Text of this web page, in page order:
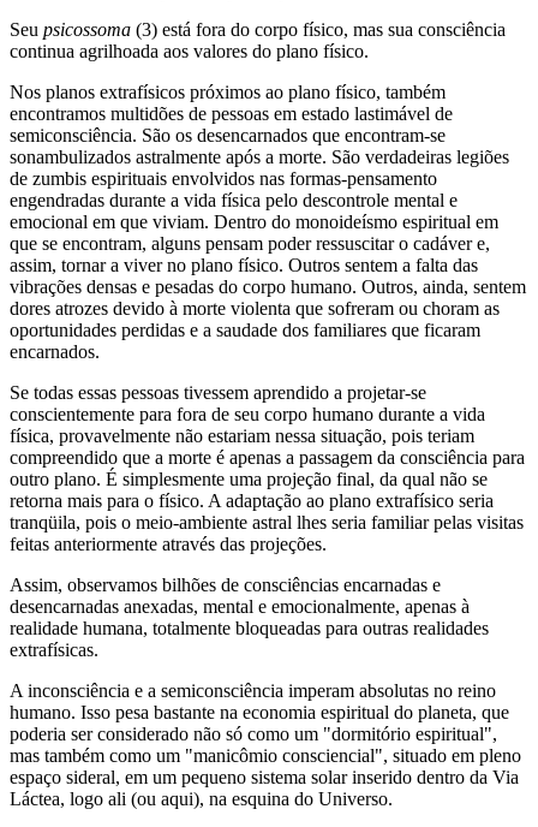
Seu psicossoma (3) está fora do corpo físico, mas sua consciência
continua agrilhoada aos valores do plano físico.
Nos planos extrafísicos próximos ao plano físico, também
encontramos multidões de pessoas em estado lastimável de
semiconsciência. São os desencarnados que encontram-se
sonambulizados astralmente após a morte. São verdadeiras legiões
de zumbis espirituais envolvidos nas formas-pensamento
engendradas durante a vida física pelo descontrole mental e
emocional em que viviam. Dentro do monoideísmo espiritual em
que se encontram, alguns pensam poder ressuscitar o cadáver e,
assim, tornar a viver no plano físico. Outros sentem a falta das
vibrações densas e pesadas do corpo humano. Outros, ainda, sentem
dores atrozes devido à morte violenta que sofreram ou choram as
oportunidades perdidas e a saudade dos familiares que ficaram
encarnados.
Se todas essas pessoas tivessem aprendido a projetar-se
conscientemente para fora de seu corpo humano durante a vida
física, provavelmente não estariam nessa situação, pois teriam
compreendido que a morte é apenas a passagem da consciência para
outro plano. É simplesmente uma projeção final, da qual não se
retorna mais para o físico. A adaptação ao plano extrafísico seria
tranqüila, pois o meio-ambiente astral lhes seria familiar pelas visitas
feitas anteriormente através das projeções.
Assim, observamos bilhões de consciências encarnadas e
desencarnadas anexadas, mental e emocionalmente, apenas à
realidade humana, totalmente bloqueadas para outras realidades
extrafísicas.
A inconsciência e a semiconsciência imperam absolutas no reino
humano. Isso pesa bastante na economia espiritual do planeta, que
poderia ser considerado não só como um "dormitório espiritual",
mas também como um "manicômio consciencial", situado em pleno
espaço sideral, em um pequeno sistema solar inserido dentro da Via
Láctea, logo ali (ou aqui), na esquina do Universo.